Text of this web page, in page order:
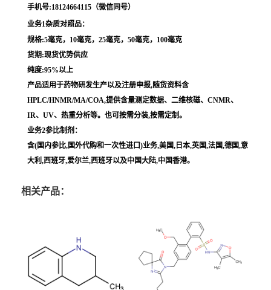
手机号:18124664115（微信同号）
业务1杂质对照品：
规格:5毫克，10毫克，25毫克，50毫克，100毫克
货期:现货优势供应
纯度:95%以上
产品适用于药物研发生产以及注册申报,随货资料含
HPLC/HNMR/MA/COA,提供含量测定数据、二维核磁、CNMR、
IR、UV、热重分析等。也可按需分装,按需定制。
业务2参比制剂：
含(国内参比,国外代购和一次性进口)业务,美国,日本,英国,法国,德国,意
大利,西班牙,爱尔兰,西班牙以及中国大陆,中国香港。
相关产品：